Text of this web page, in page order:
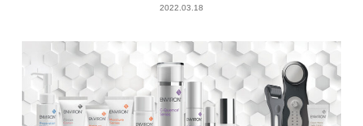
2022.03.18